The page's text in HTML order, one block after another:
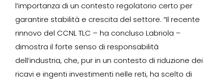
l’importanza di un contesto regolatorio certo per
garantire stabilità e crescita del settore. “Il recente
rinnovo del CCNL TLC – ha concluso Labriola –
dimostra il forte senso di responsabilità
dell’industria, che, pur in un contesto di riduzione dei
ricavi e ingenti investimenti nelle reti, ha scelto di